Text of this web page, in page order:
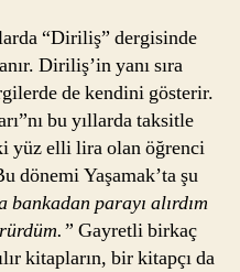
“Diriliş” dergisinde
Diriliş’in yanı sıra
de kendini gösterir.
bu yıllarda taksitle
yüz elli lira olan öğrenci
dönemi Yaşamak’ta şu
bankadan parayı alırdım
Gayretli birkaç
kitapların, bir kitapçı da